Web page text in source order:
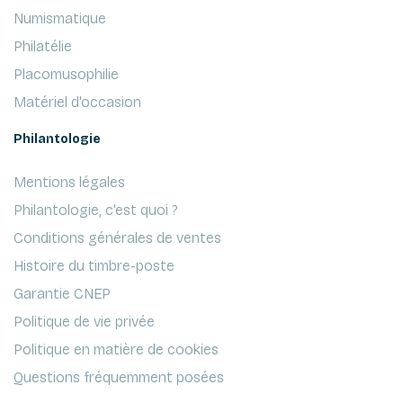
Numismatique
Philatélie
Placomusophilie
Matériel d'occasion
Philantologie
Mentions légales
Philantologie, c'est quoi ?
Conditions générales de ventes
Histoire du timbre-poste
Garantie CNEP
Politique de vie privée
Politique en matière de cookies
Questions fréquemment posées